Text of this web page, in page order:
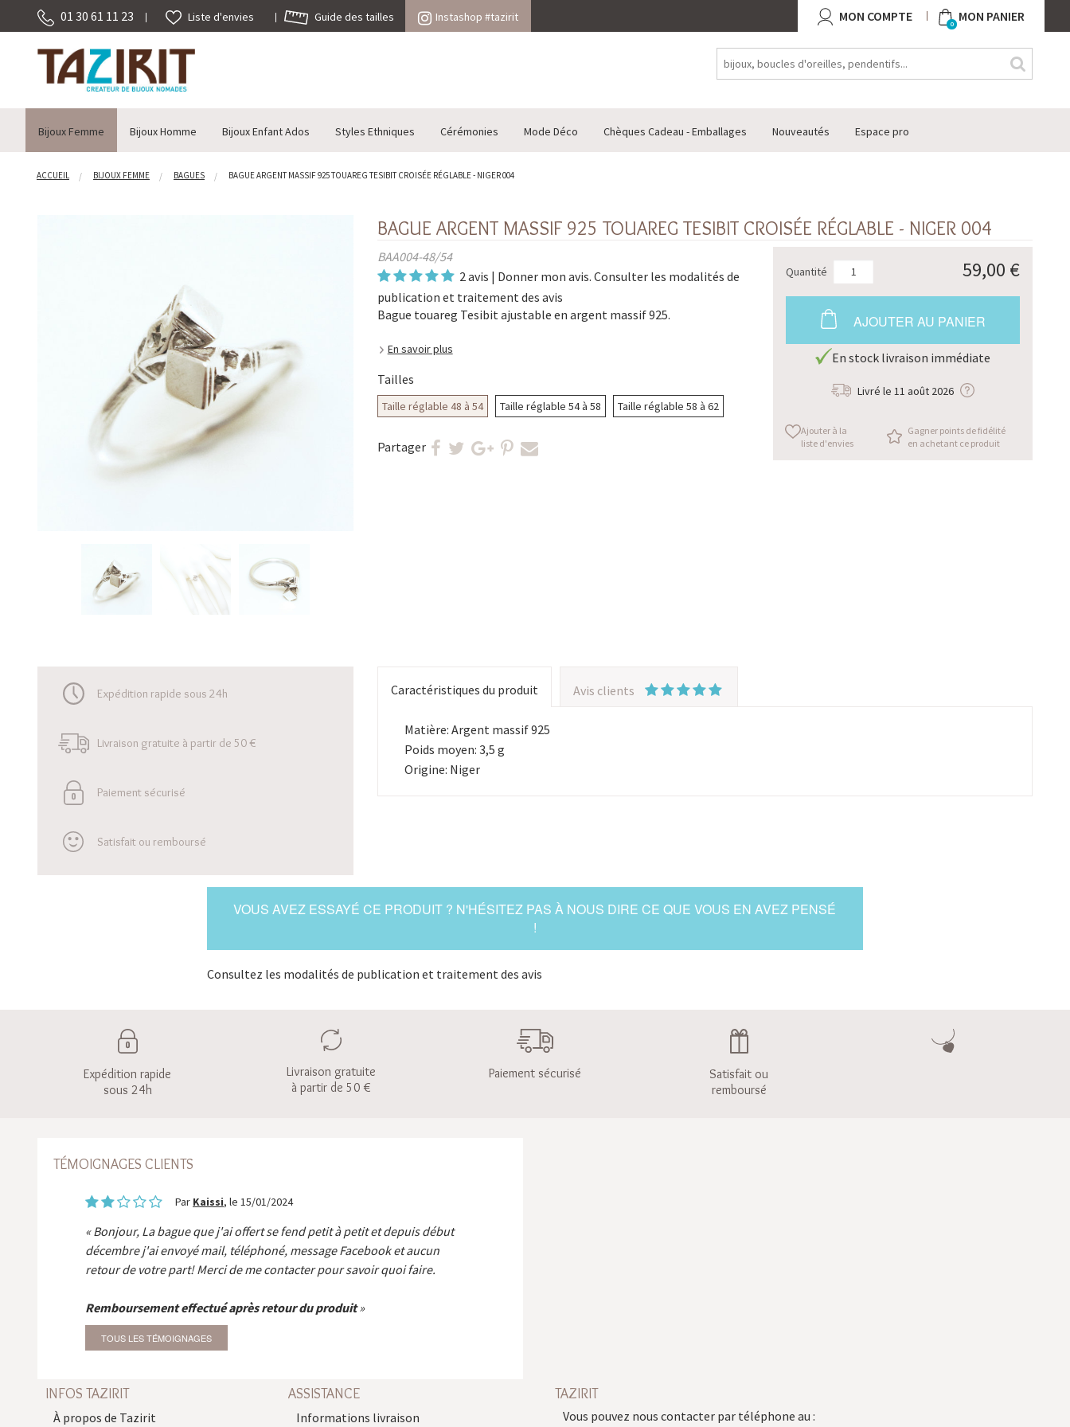
01 30 61 11 23 Liste d'envies Guide des tailles Instashop #tazirit MON COMPTE 0 MON PANIER
Bijoux Femme Bijoux Homme Bijoux Enfant Ados Styles Ethniques Cérémonies Mode Déco Chèques Cadeau - Emballages Nouveautés Espace pro
ACCUEIL BIJOUX FEMME BAGUES BAGUE ARGENT MASSIF 925 TOUAREG TESIBIT CROISÉE RÉGLABLE - NIGER 004
BAGUE ARGENT MASSIF 925 TOUAREG TESIBIT CROISÉE RÉGLABLE - NIGER 004
BAA004-48/54
2 avis | Donner mon avis. Consulter les modalités de
publication et traitement des avis
Bague touareg Tesibit ajustable en argent massif 925.
En savoir plus
Tailles
Taille réglable 48 à 54 Taille réglable 54 à 58 Taille réglable 58 à 62
Partager
Quantité 59,00 €
AJOUTER AU PANIER
En stock livraison immédiate
Livré le11 août 2026
Ajouter à la
liste d'envies
Gagner points de fidélité
en achetant ce produit
Expédition rapide sous 24h
Livraison gratuite à partir de 50 €
Paiement sécurisé
Satisfait ou remboursé
Caractéristiques du produit Avis clients
Matière: Argent massif 925
Poids moyen: 3,5 g
Origine: Niger
VOUS AVEZ ESSAYÉ CE PRODUIT ? N'HÉSITEZ PAS À NOUS DIRE CE QUE VOUS EN AVEZ PENSÉ
!
Consultez les modalités de publication et traitement des avis
Expédition rapide
sous 24h
Livraison gratuite
à partir de 50 €
Paiement sécurisé
Satisfait ou
remboursé
TÉMOIGNAGES CLIENTS
Par Kaissi, le 15/01/2024
Bonjour, La bague que j'ai offert se fend petit à petit et depuis début
décembre j'ai envoyé mail, téléphoné, message Facebook et aucun
retour de votre part! Merci de me contacter pour savoir quoi faire.
Remboursement effectué après retour du produit
TOUS LES TÉMOIGNAGES
INFOS TAZIRIT
À propos de Tazirit
ASSISTANCE
Informations livraison
TAZIRIT
Vous pouvez nous contacter par téléphone au :